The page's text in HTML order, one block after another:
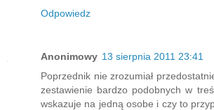
Odpowiedz
Anonimowy 13 sierpnia 2011 23:41
Poprzednik nie zrozumiał
zestawienie bardzo podobnych w
wskazuje na jedną osobe i czy to